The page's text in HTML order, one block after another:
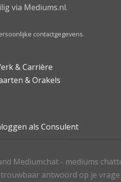
via Mediums.nl.
contactgegevens.
& Carrière
& Orakels
als Consulent
Mediumchat - mediums
antwoord op je